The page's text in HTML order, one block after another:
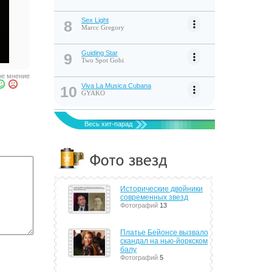
мнение
8
Sex Light
Marcc Gregory
9
Guiding Star
Two Spot Gobi
10
Viva La Musica Cubana
GYAKO
Весь хит-парад
Исторические двойники
современных звезд
Фотографий 13
Платье Бейонсе вызвало
скандал на нью-йоркском
балу
Фотографий 5